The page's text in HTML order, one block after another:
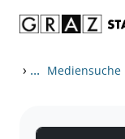
› ... Mediensuche